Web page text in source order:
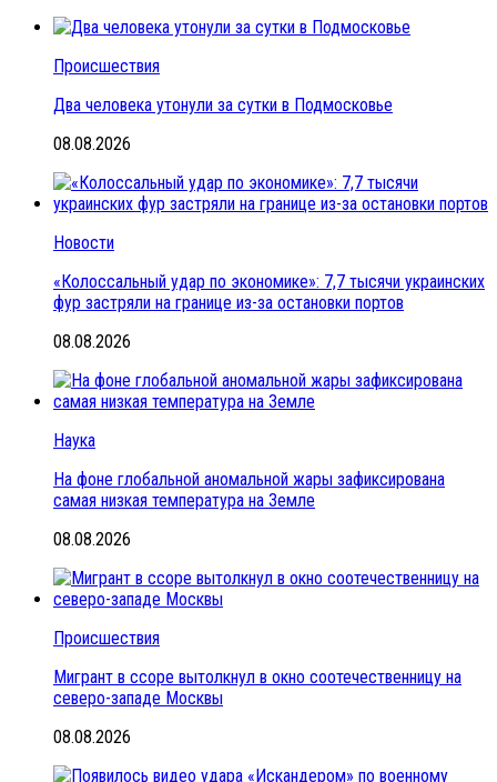
Происшествия
Два человека утонули за сутки в Подмосковье
08.08.2026
Новости
«Колоссальный удар по экономике»: 7,7 тысячи украинских
фур застряли на границе из-за остановки портов
08.08.2026
Наука
На фоне глобальной аномальной жары зафиксирована
самая низкая температура на Земле
08.08.2026
Происшествия
Мигрант в ссоре вытолкнул в окно соотечественницу на
северо-западе Москвы
08.08.2026